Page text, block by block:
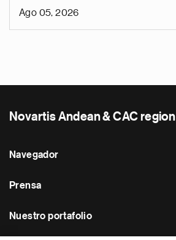
Ago 05, 2026
Novartis Andean & CAC region
Navegador
Prensa
Nuestro portafolio